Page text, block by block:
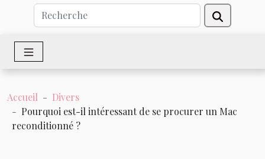
Accueil
Divers
Pourquoi est-il intéressant de se procurer un Mac
reconditionné ?